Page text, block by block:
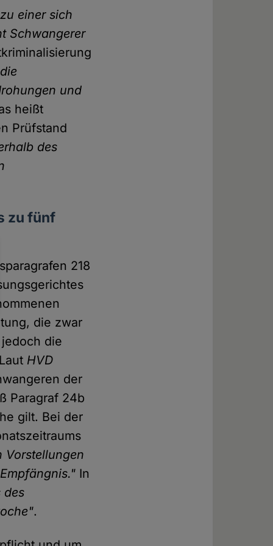
einer sich
Schwangerer
und
heißt
Prüfstand
des
zu fünf
218
die zwar
die
HVD
der
Paragraf 24b
gilt. Bei der
Vorstellungen
In
des
.